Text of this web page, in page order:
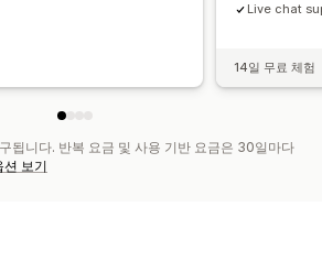
Live chat
14일 무료 체험
됩니다. 반복 요금 및 사용 기반 요금은 30일마다
션 보기